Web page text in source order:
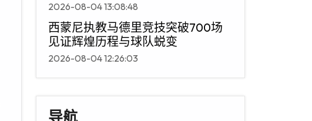
2026-08-04 13:08:48
西蒙尼执教马德里竞技突破700场
见证辉煌历程与球队蜕变
2026-08-04 12:26:03
导航